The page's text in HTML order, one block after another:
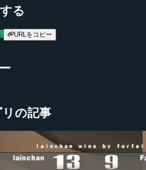
る
URLをコピー
リの記事